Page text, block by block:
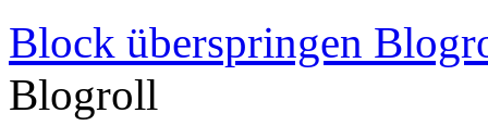
Block überspringen
Blogroll